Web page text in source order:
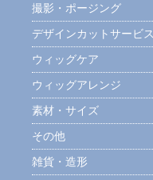
撮影・ポージング
デザインカットサービス
ウィッグケア
ウィッグアレンジ
素材・サイズ
その他
雑貨・造形